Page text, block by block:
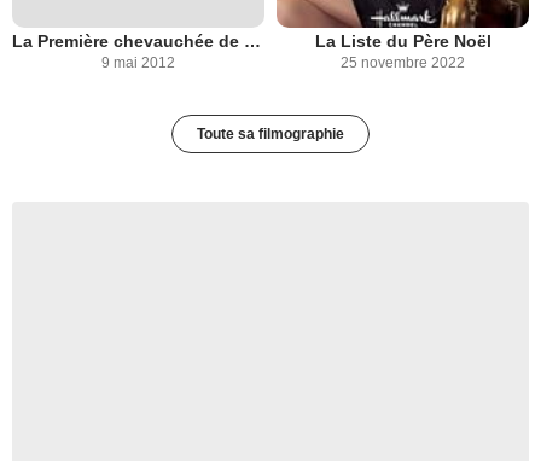
La Première chevauchée de Wyatt Earp
9 mai 2012
La Liste du Père Noël
25 novembre 2022
Toute sa filmographie